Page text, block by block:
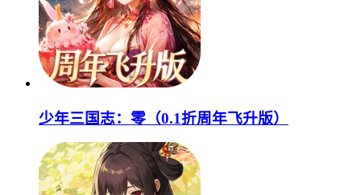
少年三国志：零（0.1折周年飞升版）